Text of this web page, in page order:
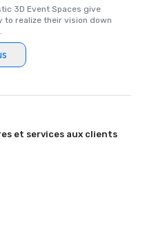
3D Event Spaces give
to realize their vision down
et services aux clients